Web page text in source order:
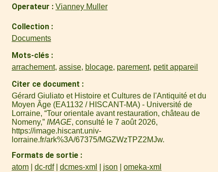
Operateur Vianney Muller
Collection
Documents
Mots-clés
arrachement, assise, blocage, parement, petit appareil
Citer ce document
Gérard Giuliato et Histoire et Cultures de l'Antiquité et du
Moyen Âge (EA1132 / HISCANT-MA) - Université de
Lorraine, “Tour orientale avant restauration, château de
Nomeny,” IMAGE, consulté le 7 août 2026,
https://image.hiscant.univ-
lorraine.fr/ark%3A/67375/MGZWzTPZ2MJw.
Formats de sortie
atom dc-rdf dcmes-xml json omeka-xml